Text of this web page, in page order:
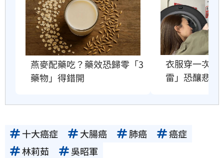
燕麥配藥吃？藥效恐歸零「3
藥物」得錯開
衣服穿一次就
雷」恐釀悲劇
十大癌症 大腸癌 肺癌
癌症
林莉茹
吳昭軍